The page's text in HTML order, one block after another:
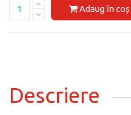
Adaug în coș
Descriere